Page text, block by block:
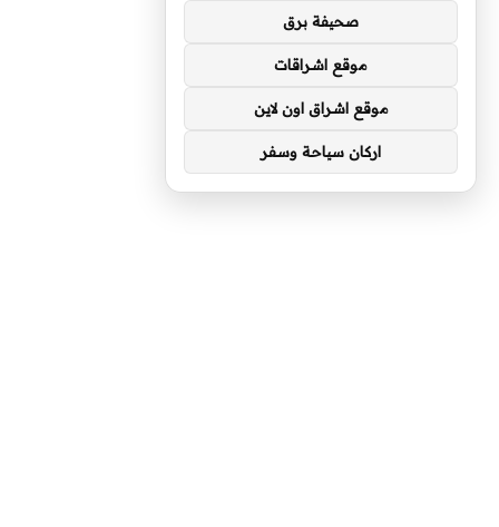
صحيفة برق
موقع اشراقات
موقع اشراق اون لاين
اركان سياحة وسفر